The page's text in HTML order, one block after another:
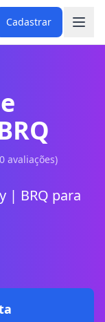
Cadastrar
avaliações)
| BRQ para